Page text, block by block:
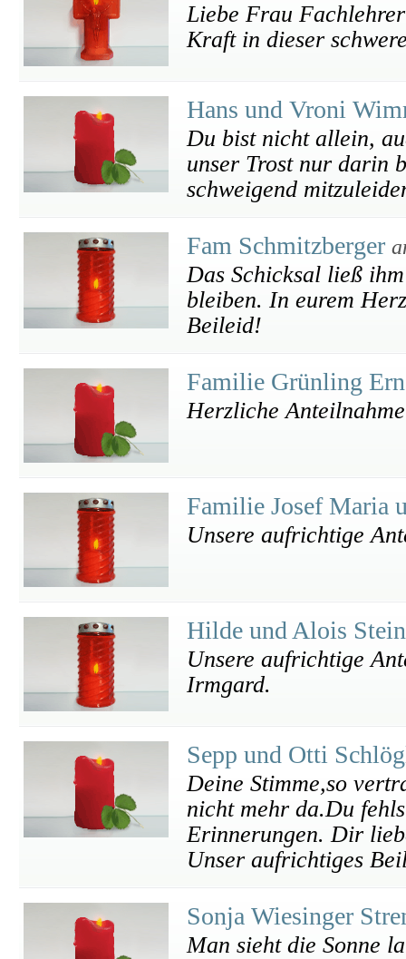
Liebe Frau
Kraft in dieser
Hans und Vroni
Du bist nicht allein,
unser Trost nur darin
schweigend
Fam Schmitzberger
Das Schicksal ließ
bleiben. In eurem
Beileid!
Familie Grünling
Herzliche
Familie Josef Maria
Unsere aufrichtige
Hilde und Alois
Unsere aufrichtige
Irmgard.
Sepp und Otti
Deine Stimme,so
nicht mehr da.Du
Erinnerungen. Dir
Unser aufrichtiges
Sonja Wiesinger
Man sieht die Sonne